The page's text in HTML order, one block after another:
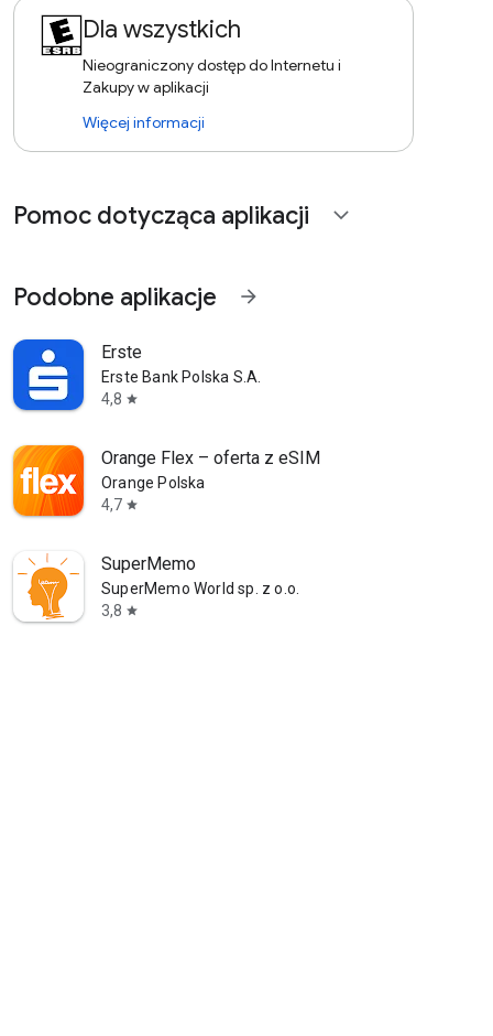
Dla wszystkich
Nieograniczony dostęp do Internetu i
Zakupy w aplikacji
Więcej informacji
Pomoc dotycząca aplikacji expand_more
Podobne aplikacje arrow_forward
Erste
Erste Bank Polska S.A.
4,8 star
Orange Flex – oferta z eSIM
Orange Polska
4,7 star
SuperMemo
SuperMemo World sp. z o.o.
3,8 star